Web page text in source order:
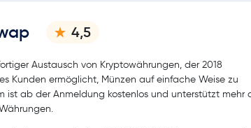
4,5
Austausch von Kryptowährungen, der 2018
Kunden ermöglicht, Münzen auf einfache Weise zu
ist ab der Anmeldung kostenlos und unterstützt mehr